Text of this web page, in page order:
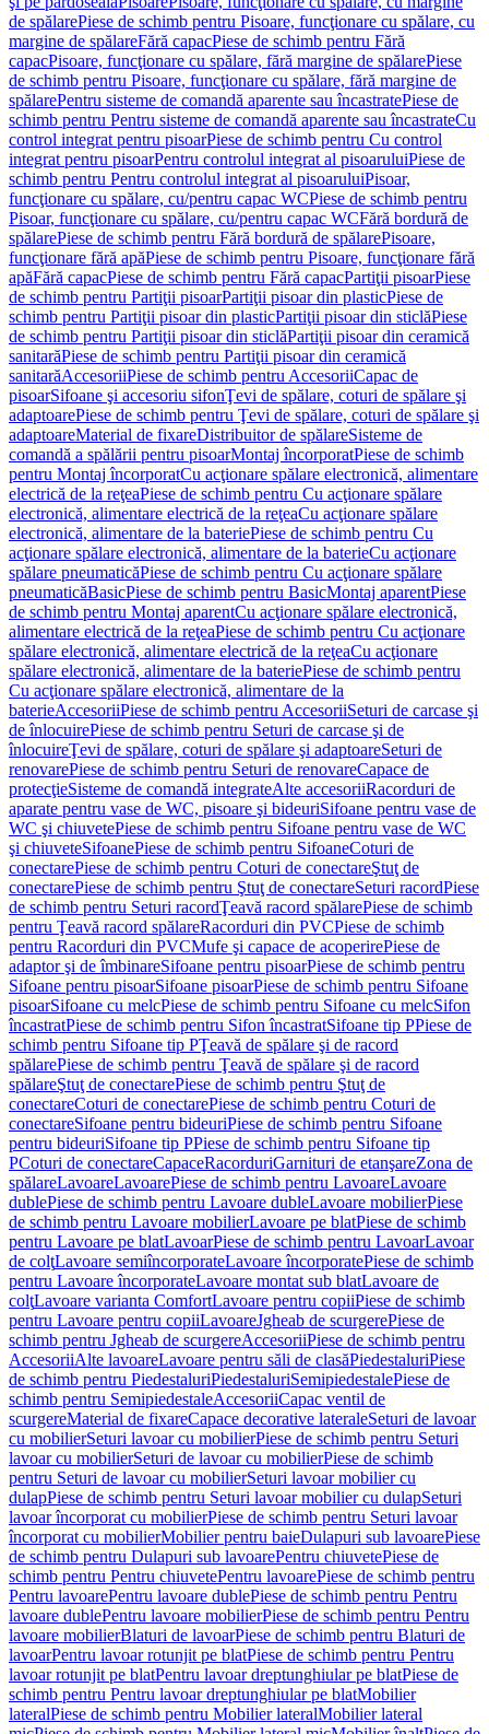
de spălarePiese de schimb pentru Pisoare, funcţionare cu spălare, cu
margine de spălareFără capacPiese de schimb pentru Fără
capacPisoare, funcţionare cu spălare, fără margine de spălarePiese
de schimb pentru Pisoare, funcţionare cu spălare, fără margine de
spălarePentru sisteme de comandă aparente sau încastratePiese de
schimb pentru Pentru sisteme de comandă aparente sau încastrateCu
control integrat pentru pisoarPiese de schimb pentru Cu control
integrat pentru pisoarPentru controlul integrat al pisoaruluiPiese de
schimb pentru Pentru controlul integrat al pisoaruluiPisoar,
funcţionare cu spălare, cu/pentru capac WCPiese de schimb pentru
Pisoar, funcţionare cu spălare, cu/pentru capac WCFără bordură de
spălarePiese de schimb pentru Fără bordură de spălarePisoare,
funcţionare fără apăPiese de schimb pentru Pisoare, funcţionare fără
apăFără capacPiese de schimb pentru Fără capacPartiţii pisoarPiese
de schimb pentru Partiţii pisoarPartiţii pisoar din plasticPiese de
schimb pentru Partiţii pisoar din plasticPartiţii pisoar din sticlăPiese
de schimb pentru Partiţii pisoar din sticlăPartiţii pisoar din ceramică
sanitarăPiese de schimb pentru Partiţii pisoar din ceramică
sanitarăAccesoriiPiese de schimb pentru AccesoriiCapac de
pisoarSifoane şi accesoriu sifonŢevi de spălare, coturi de spălare şi
adaptoarePiese de schimb pentru Ţevi de spălare, coturi de spălare şi
adaptoareMaterial de fixareDistribuitor de spălareSisteme de
comandă a spălării pentru pisoarMontaj încorporatPiese de schimb
pentru Montaj încorporatCu acţionare spălare electronică, alimentare
electrică de la reţeaPiese de schimb pentru Cu acţionare spălare
electronică, alimentare electrică de la reţeaCu acţionare spălare
electronică, alimentare de la bateriePiese de schimb pentru Cu
acţionare spălare electronică, alimentare de la baterieCu acţionare
spălare pneumaticăPiese de schimb pentru Cu acţionare spălare
pneumaticăBasicPiese de schimb pentru BasicMontaj aparentPiese
de schimb pentru Montaj aparentCu acţionare spălare electronică,
alimentare electrică de la reţeaPiese de schimb pentru Cu acţionare
spălare electronică, alimentare electrică de la reţeaCu acţionare
spălare electronică, alimentare de la bateriePiese de schimb pentru
Cu acţionare spălare electronică, alimentare de la
baterieAccesoriiPiese de schimb pentru AccesoriiSeturi de carcase şi
de înlocuirePiese de schimb pentru Seturi de carcase şi de
înlocuireŢevi de spălare, coturi de spălare şi adaptoareSeturi de
renovarePiese de schimb pentru Seturi de renovareCapace de
protecţieSisteme de comandă integrateAlte accesoriiRacorduri de
aparate pentru vase de WC, pisoare şi bideuriSifoane pentru vase de
WC şi chiuvetePiese de schimb pentru Sifoane pentru vase de WC
şi chiuveteSifoanePiese de schimb pentru SifoaneCoturi de
conectarePiese de schimb pentru Coturi de conectareŞtuţ de
conectarePiese de schimb pentru Ştuţ de conectareSeturi racordPiese
de schimb pentru Seturi racordŢeavă racord spălarePiese de schimb
pentru Ţeavă racord spălareRacorduri din PVCPiese de schimb
pentru Racorduri din PVCMufe şi capace de acoperirePiese de
adaptor şi de îmbinareSifoane pentru pisoarPiese de schimb pentru
Sifoane pentru pisoarSifoane pisoarPiese de schimb pentru Sifoane
pisoarSifoane cu melcPiese de schimb pentru Sifoane cu melcSifon
încastratPiese de schimb pentru Sifon încastratSifoane tip PPiese de
schimb pentru Sifoane tip PŢeavă de spălare şi de racord
spălarePiese de schimb pentru Ţeavă de spălare şi de racord
spălareŞtuţ de conectarePiese de schimb pentru Ştuţ de
conectareCoturi de conectarePiese de schimb pentru Coturi de
conectareSifoane pentru bideuriPiese de schimb pentru Sifoane
pentru bideuriSifoane tip PPiese de schimb pentru Sifoane tip
PCoturi de conectareCapaceRacorduriGarnituri de etanşareZona de
spălareLavoareLavoarePiese de schimb pentru LavoareLavoare
dublePiese de schimb pentru Lavoare dubleLavoare mobilierPiese
de schimb pentru Lavoare mobilierLavoare pe blatPiese de schimb
pentru Lavoare pe blatLavoarPiese de schimb pentru LavoarLavoar
de colţLavoare semiîncorporateLavoare încorporatePiese de schimb
pentru Lavoare încorporateLavoare montat sub blatLavoare de
colţLavoare varianta ComfortLavoare pentru copiiPiese de schimb
pentru Lavoare pentru copiiLavoareJgheab de scurgerePiese de
schimb pentru Jgheab de scurgereAccesoriiPiese de schimb pentru
AccesoriiAlte lavoareLavoare pentru săli de clasăPiedestaluriPiese
de schimb pentru PiedestaluriPiedestaluriSemipiedestalePiese de
schimb pentru SemipiedestaleAccesoriiCapac ventil de
scurgereMaterial de fixareCapace decorative lateraleSeturi de lavoar
cu mobilierSeturi lavoar cu mobilierPiese de schimb pentru Seturi
lavoar cu mobilierSeturi de lavoar cu mobilierPiese de schimb
pentru Seturi de lavoar cu mobilierSeturi lavoar mobilier cu
dulapPiese de schimb pentru Seturi lavoar mobilier cu dulapSeturi
lavoar încorporat cu mobilierPiese de schimb pentru Seturi lavoar
încorporat cu mobilierMobilier pentru baieDulapuri sub lavoarePiese
de schimb pentru Dulapuri sub lavoarePentru chiuvetePiese de
schimb pentru Pentru chiuvetePentru lavoarePiese de schimb pentru
Pentru lavoarePentru lavoare dublePiese de schimb pentru Pentru
lavoare dublePentru lavoare mobilierPiese de schimb pentru Pentru
lavoare mobilierBlaturi de lavoarPiese de schimb pentru Blaturi de
lavoarPentru lavoar rotunjit pe blatPiese de schimb pentru Pentru
lavoar rotunjit pe blatPentru lavoar dreptunghiular pe blatPiese de
schimb pentru Pentru lavoar dreptunghiular pe blatMobilier
lateralPiese de schimb pentru Mobilier lateralMobilier lateral